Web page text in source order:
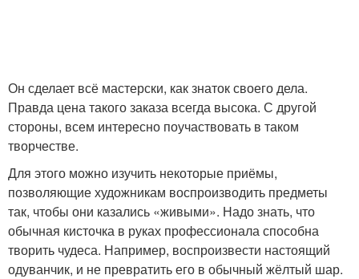
Он сделает всё мастерски, как знаток своего дела.
Правда цена такого заказа всегда высока. С другой
стороны, всем интересно поучаствовать в таком
творчестве.
Для этого можно изучить некоторые приёмы,
позволяющие художникам воспроизводить предметы
так, чтобы они казались «живыми». Надо знать, что
обычная кисточка в руках профессионала способна
творить чудеса. Например, воспроизвести настоящий
одуванчик, и не превратить его в обычный жёлтый шар.